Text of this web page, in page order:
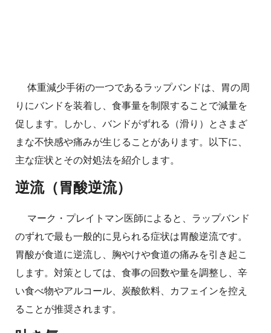
体重減少手術の一つであるラップバンドは、胃の周
りにバンドを装着し、食事量を制限することで減量を
促します。しかし、バンドがずれる（滑り）とさまざ
まな不快感や痛みが生じることがあります。以下に、
主な症状とその対処法を紹介します。
逆流（胃酸逆流）
マーク・プレイトマン医師によると、ラップバンド
のずれで最も一般的に見られる症状は胃酸逆流です。
胃酸が食道に逆流し、胸やけや食道の痛みを引き起こ
します。対策としては、食事の回数や量を調整し、辛
い食べ物やアルコール、炭酸飲料、カフェインを控え
ることが推奨されます。